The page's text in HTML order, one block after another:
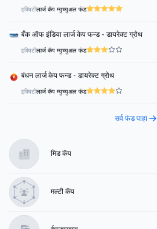
इक्विटीलार्ज कॅप म्युच्युअल फंड
बँक ऑफ इंडिया लार्ज केप फन्ड - डायरेक्ट ग्रोथ
इक्विटीलार्ज कॅप म्युच्युअल फंड
बंधन लार्ज केप फन्ड - डायरेक्ट ग्रोथ
इक्विटीलार्ज कॅप म्युच्युअल फंड
सर्व फंड पाहा
मिड कॅप
मल्टी कॅप